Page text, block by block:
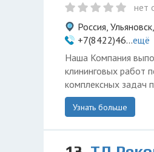
нет
Россия,
+7(8422)46...ещё
Наша Компания
клининговых работ
комплексных задач
Узнать больше